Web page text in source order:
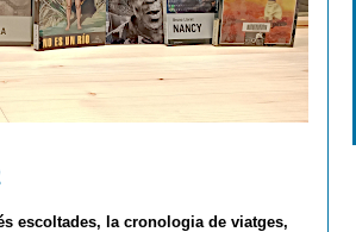
escoltades, la cronologia de viatges,